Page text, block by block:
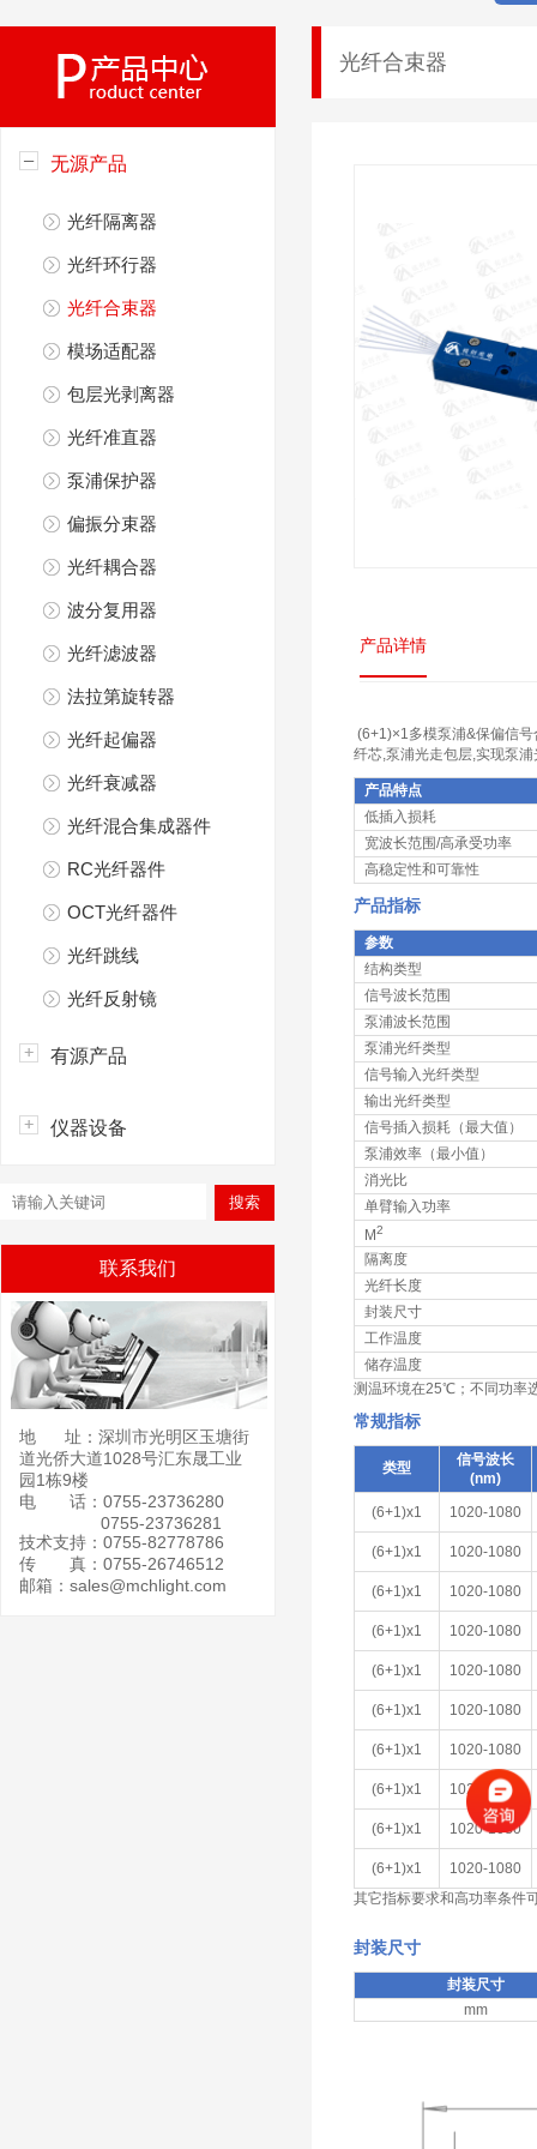
无源产品
光纤隔离器
光纤环行器
光纤合束器
模场适配器
包层光剥离器
光纤准直器
泵浦保护器
偏振分束器
光纤耦合器
波分复用器
光纤滤波器
法拉第旋转器
光纤起偏器
光纤衰减器
光纤混合集成器件
RC光纤器件
OCT光纤器件
光纤跳线
光纤反射镜
有源产品
仪器设备
联系我们
地 址：深圳市光明区玉塘街
道光侨大道1028号汇东晟工业
园1栋9楼
电 话：0755-23736280
0755-23736281
技术支持：0755-82778786
传 真：0755-26746512
邮箱：sales@mchlight.com
光纤合束器
产品详情
(6+1)×1多模泵浦&保偏信
纤芯,泵浦光走包层,实现泵
产品特点
低插入损耗
宽波长范围/高承受功率
高稳定性和可靠性
产品指标
参数
结构类型
信号波长范围
泵浦波长范围
泵浦光纤类型
信号输入光纤类型
输出光纤类型
信号插入损耗（最大值）
泵浦效率（最小值）
消光比
单臂输入功率
M2
隔离度
光纤长度
封装尺寸
工作温度
储存温度
测温环境在25℃； 不同功率
常规指标
类型
信号波长
(nm)
(6+1)x1
1020-1080
(6+1)x1 1020-1080
(6+1)x1 1020-1080
(6+1)x1 1020-1080
(6+1)x1 1020-1080
(6+1)x1 1020-1080
(6+1)x1 1020-1080
(6+1)x1 1020-1080
(6+1)x1 1020-1080
(6+1)x1
1020-1080
其它指标要求和高功率条件
封装尺寸
封装尺寸
mm